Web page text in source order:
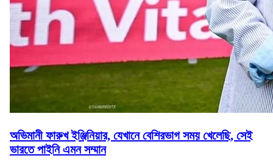
অভিমানী ফারুখ ইঞ্জিনিয়ার, যেখানে বেশিরভাগ সময় খেলেছি, সেই
ভারতে পাইনি এমন সম্মান